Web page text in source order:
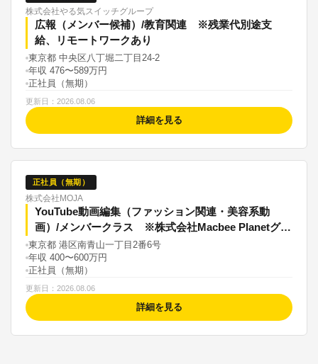
株式会社やる気スイッチグループ
広報（メンバー候補）/教育関連 ※残業代別途支
給、リモートワークあり
東京都 中央区八丁堀二丁目24-2
年収 476〜589万円
正社員（無期）
更新日：2026.08.06
詳細を見る
正社員（無期）
株式会社MOJA
YouTube動画編集（ファッション関連・美容系動
画）/メンバークラス ※株式会社Macbee Planetグル
ープ
東京都 港区南青山一丁目2番6号
年収 400〜600万円
正社員（無期）
更新日：2026.08.06
詳細を見る